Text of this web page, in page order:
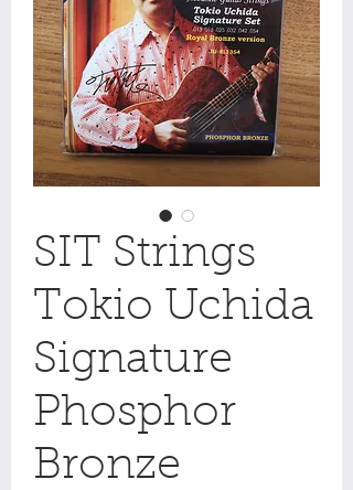
SIT Strings
Tokio Uchida
Signature
Phosphor
Bronze